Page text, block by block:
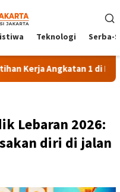
Teknologi Serba-
Angkatan 1 di PPKD
Lebaran 2026:
diri di jalan